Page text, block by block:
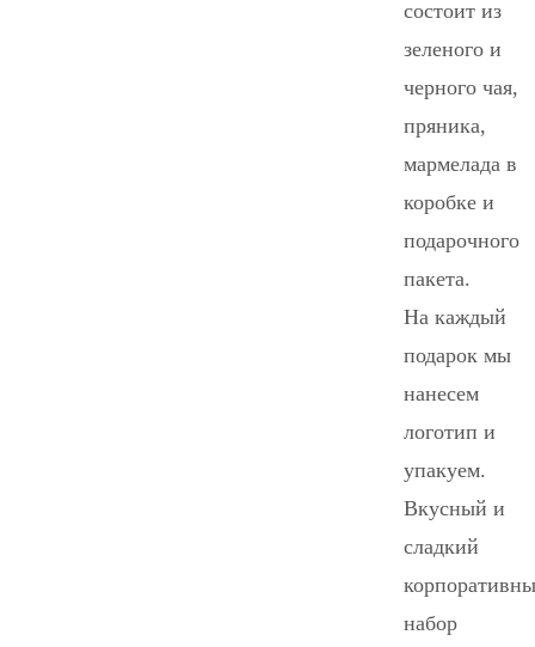
состоит из
зеленого и
черного чая,
пряника,
мармелада в
коробке и
подарочного
пакета.
На каждый
подарок мы
нанесем
логотип и
упакуем.
Вкусный и
сладкий
набор